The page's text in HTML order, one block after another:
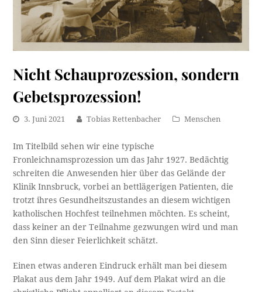
Nicht Schauprozession, sondern
Gebetsprozession!
3. Juni 2021 Tobias Rettenbacher Menschen
Im Titelbild sehen wir eine typische
Fronleichnamsprozession um das Jahr 1927. Bedächtig
schreiten die Anwesenden hier über das Gelände der
Klinik Innsbruck, vorbei an bettlägerigen Patienten, die
trotzt ihres Gesundheitszustandes an diesem wichtigen
katholischen Hochfest teilnehmen möchten. Es scheint,
dass keiner an der Teilnahme gezwungen wird und man
den Sinn dieser Feierlichkeit schätzt.
Einen etwas anderen Eindruck erhält man bei diesem
Plakat aus dem Jahr 1949. Auf dem Plakat wird an die